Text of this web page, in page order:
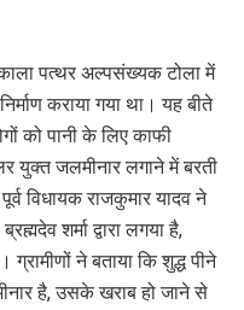
पत्थर अल्पसंख्यक टोला में
कराया गया था। यह बीते
को पानी के लिए काफी
युक्त जलमीनार लगाने में बरती
विधायक राजकुमार यादव ने
शर्मा द्वारा लगया है,
ग्रामीणों ने बताया कि शुद्ध पीने
है, उसके खराब हो जाने से